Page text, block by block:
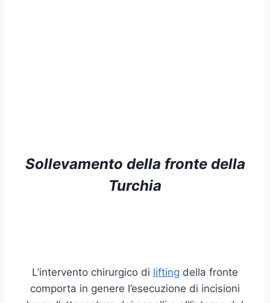
Sollevamento della fronte della
Turchia
L’intervento chirurgico di lifting della fronte
comporta in genere l’esecuzione di incisioni